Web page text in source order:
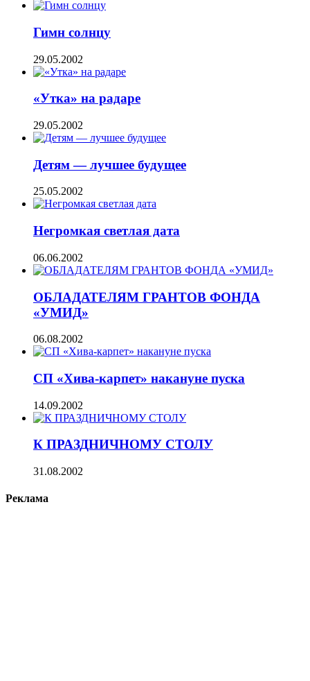
Гимн солнцу
29.05.2002
«Утка» на радаре
29.05.2002
Детям — лучшее будущее
25.05.2002
Негромкая светлая дата
06.06.2002
ОБЛАДАТЕЛЯМ ГРАНТОВ ФОНДА
«УМИД»
06.08.2002
СП «Хива-карпет» накануне пуска
14.09.2002
К ПРАЗДНИЧНОМУ СТОЛУ
31.08.2002
Реклама